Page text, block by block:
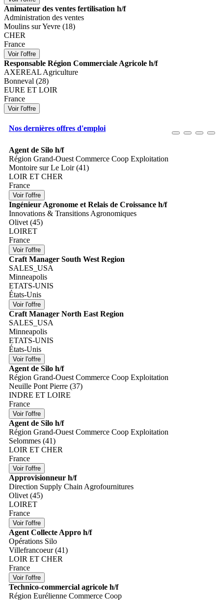
Animateur des ventes fertilisation h/f
Administration des ventes
Moulins sur Yevre (18)
CHER
France
Responsable Région Commerciale Agricole h/f
AXEREAL Agriculture
Bonneval (28)
EURE ET LOIR
France
Nos dernières offres d'emploi
Agent de Silo h/f
Région Grand-Ouest Commerce Coop Exploitation
Montoire sur Le Loir (41)
LOIR ET CHER
France
Ingénieur Agronome et Relais de Croissance h/f
Innovations & Transitions Agronomiques
Olivet (45)
LOIRET
France
Craft Manager South West Region
SALES_USA
Minneapolis
ETATS-UNIS
États-Unis
Craft Manager North East Region
SALES_USA
Minneapolis
ETATS-UNIS
États-Unis
Agent de Silo h/f
Région Grand-Ouest Commerce Coop Exploitation
Neuille Pont Pierre (37)
INDRE ET LOIRE
France
Agent de Silo h/f
Région Grand-Ouest Commerce Coop Exploitation
Selommes (41)
LOIR ET CHER
France
Approvisionneur h/f
Direction Supply Chain Agrofournitures
Olivet (45)
LOIRET
France
Agent Collecte Appro h/f
Opérations Silo
Villefrancoeur (41)
LOIR ET CHER
France
Technico-commercial agricole h/f
Région Eurélienne Commerce Coop